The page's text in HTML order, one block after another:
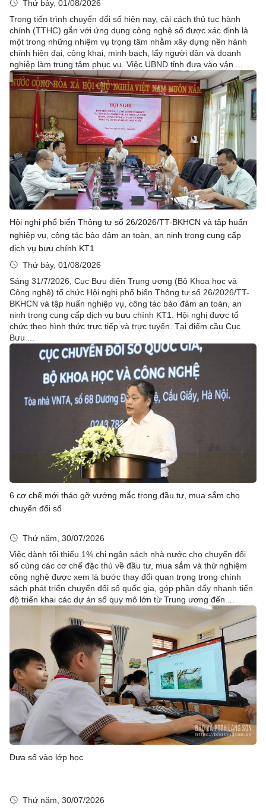
Thứ bảy, 01/08/2026
Trong tiến trình chuyển đổi số hiện nay, cải cách thủ tục hành
chính (TTHC) gắn với ứng dụng công nghệ số được xác định là
một trong những nhiệm vụ trọng tâm nhằm xây dựng nền hành
chính hiện đại, công khai, minh bạch, lấy người dân và doanh
nghiệp làm trung tâm phục vụ. Việc UBND tỉnh đưa vào vận ...
Hội nghị phổ biến Thông tư số 26/2026/TT-BKHCN và tập huấn
nghiệp vụ, công tác bảo đảm an toàn, an ninh trong cung cấp
dịch vụ bưu chính KT1
Thứ bảy, 01/08/2026
Sáng 31/7/2026, Cục Bưu điện Trung ương (Bộ Khoa học và
Công nghệ) tổ chức Hội nghị phổ biến Thông tư số 26/2026/TT-
BKHCN và tập huấn nghiệp vụ, công tác bảo đảm an toàn, an
ninh trong cung cấp dịch vụ bưu chính KT1. Hội nghị được tổ
chức theo hình thức trực tiếp và trực tuyến. Tại điểm cầu Cục
Bưu ...
6 cơ chế mới tháo gỡ vướng mắc trong đầu tư, mua sắm cho
chuyển đổi số
Thứ năm, 30/07/2026
Việc dành tối thiểu 1% chi ngân sách nhà nước cho chuyển đổi
số cùng các cơ chế đặc thù về đầu tư, mua sắm và thử nghiệm
công nghệ được xem là bước thay đổi quan trọng trong chính
sách phát triển chuyển đổi số quốc gia, góp phần đẩy nhanh tiến
độ triển khai các dự án số quy mô lớn từ Trung ương đến ...
Đưa số vào lớp học
Thứ năm, 30/07/2026